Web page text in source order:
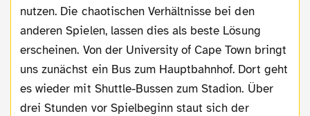
nutzen. Die chaotischen Verhältnisse bei den
anderen Spielen, lassen dies als beste Lösung
erscheinen. Von der University of Cape Town bringt
uns zunächst ein Bus zum Hauptbahnhof. Dort geht
es wieder mit Shuttle-Bussen zum Stadion. Über
drei Stunden vor Spielbeginn staut sich der